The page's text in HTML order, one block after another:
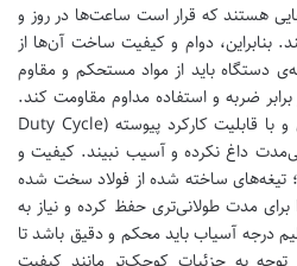
هستند که قرار است ساعت‌ها در روز و
بنابراین، دوام و کیفیت ساخت آن‌ها از
دستگاه باید از مواد مستحکم و مقاوم
ضربه و استفاده مداوم مقاومت کند.
موتور دستگاه باید از نوع صنعتی و با قابلیت کارکرد پیوسته (Duty Cycle
داغ نکرده و آسیب نبیند. کیفیت و
تیغه‌های ساخته شده از فولاد سخت شده
مدت طولانی‌تری حفظ کرده و نیاز به
درجه آسیاب باید محکم و دقیق باشد تا
توجه به جزئیات کوچک‌تر مانند کیفیت